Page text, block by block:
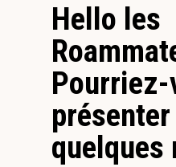
Hello les
quelques